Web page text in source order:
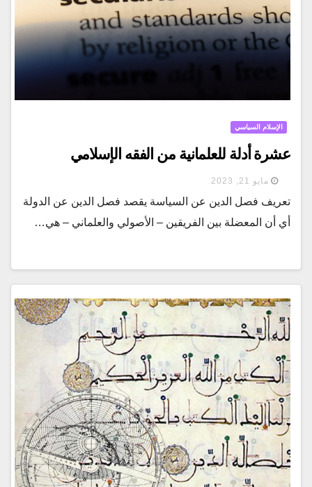
الإسلام السياسي
عشرة أدلة للعلمانية من الفقه الإسلامي
مايو 21, 2023
تعريف فصل الدين عن السياسة يقصد فصل الدين عن الدولة
أي أن المعضلة بين الفريقين – الأصولي والعلماني – هي…